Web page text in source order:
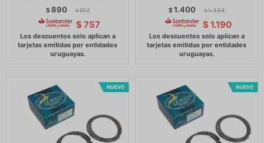
$890 $ 912
$ 757
$1.400 $ 1.434
$ 1.190